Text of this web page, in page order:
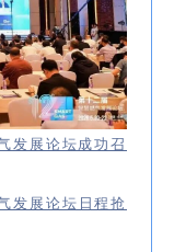
发展论坛成功召
发展论坛日程抢